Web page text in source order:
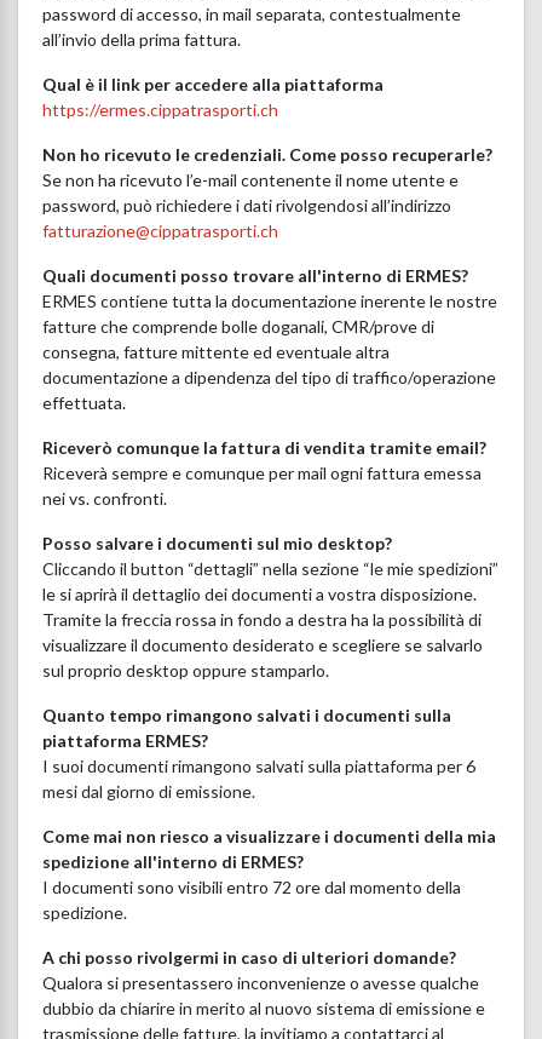
password di accesso, in mail separata, contestualmente
all’invio della prima fattura.
Qual è il link per accedere alla piattaforma
https://ermes.cippatrasporti.ch
Non ho ricevuto le credenziali. Come posso recuperarle?
Se non ha ricevuto l’e-mail contenente il nome utente e
password, può richiedere i dati rivolgendosi all’indirizzo
fatturazione@cippatrasporti.ch
Quali documenti posso trovare all'interno di ERMES?
ERMES contiene tutta la documentazione inerente le nostre
fatture che comprende bolle doganali, CMR/prove di
consegna, fatture mittente ed eventuale altra
documentazione a dipendenza del tipo di traffico/operazione
effettuata.
Riceverò comunque la fattura di vendita tramite email?
Riceverà sempre e comunque per mail ogni fattura emessa
nei vs. confronti.
Posso salvare i documenti sul mio desktop?
Cliccando il button “dettagli” nella sezione “le mie spedizioni”
le si aprirà il dettaglio dei documenti a vostra disposizione.
Tramite la freccia rossa in fondo a destra ha la possibilità di
visualizzare il documento desiderato e scegliere se salvarlo
sul proprio desktop oppure stamparlo.
Quanto tempo rimangono salvati i documenti sulla
piattaforma ERMES?
I suoi documenti rimangono salvati sulla piattaforma per 6
mesi dal giorno di emissione.
Come mai non riesco a visualizzare i documenti della mia
spedizione all'interno di ERMES?
I documenti sono visibili entro 72 ore dal momento della
spedizione.
A chi posso rivolgermi in caso di ulteriori domande?
Qualora si presentassero inconvenienze o avesse qualche
dubbio da chiarire in merito al nuovo sistema di emissione e
trasmissione delle fatture, la invitiamo a contattarci al